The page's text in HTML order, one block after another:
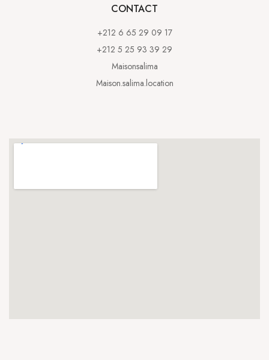
CONTACT
+212 6 65 29 09 17
+212 5 25 93 39 29
Maisonsalima
Maison.salima.location